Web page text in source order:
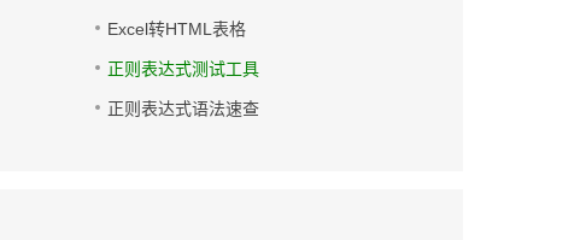
Excel转HTML表格
正则表达式测试工具
正则表达式语法速查